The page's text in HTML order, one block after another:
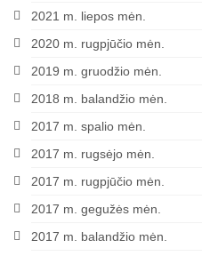
2016 trečios
2016-3
dienotvarkė, tikslai
Minikopterių
Trasos schema
2017 pirmos lėktuvų
2021 m. liepos mėn.
2020 m. rugpjūčio mėn.
2019 m. gruodžio mėn.
2018 m. balandžio mėn.
2017 m. spalio mėn.
2017 m. rugsėjo mėn.
2017 m. rugpjūčio mėn.
2017 m. gegužės mėn.
2017 m. balandžio mėn.